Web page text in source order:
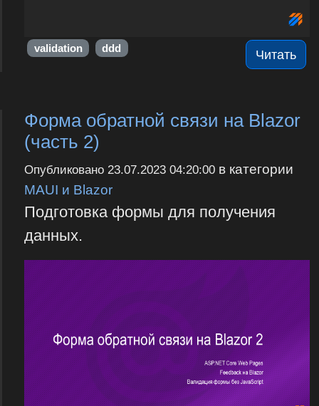
Читать
validation ddd
Форма обратной связи на Blazor
(часть 2)
Опубликовано 23.07.2023 04:20:00в категории
MAUI и Blazor
Подготовка формы для получения
данных.